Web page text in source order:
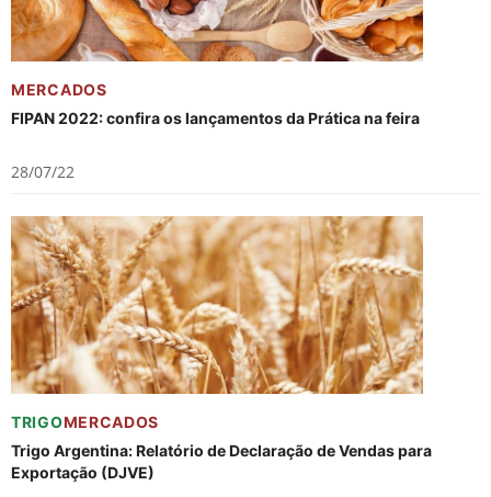
MERCADOS
FIPAN 2022: confira os lançamentos da Prática na feira
28/07/22
TRIGOMERCADOS
Trigo Argentina: Relatório de Declaração de Vendas para
Exportação (DJVE)